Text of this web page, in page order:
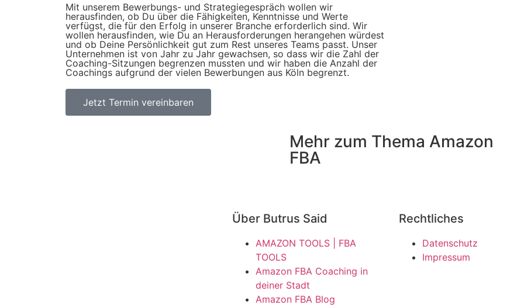
Mit unserem Bewerbungs- und Strategiegespräch wollen wir
herausfinden, ob Du über die Fähigkeiten, Kenntnisse und Werte
verfügst, die für den Erfolg in unserer Branche erforderlich sind. Wir
wollen herausfinden, wie Du an Herausforderungen herangehen würdest
und ob Deine Persönlichkeit gut zum Rest unseres Teams passt. Unser
Unternehmen ist von Jahr zu Jahr gewachsen, so dass wir die Zahl der
Coaching-Sitzungen begrenzen mussten und wir haben die Anzahl der
Coachings aufgrund der vielen Bewerbungen aus Köln begrenzt.
Jetzt Termin vereinbaren
Mehr zum Thema Amazon
FBA
Über Butrus Said
AMAZON TOOLS | FBA
TOOLS
Amazon FBA Coaching in
deiner Stadt
Amazon FBA Blog
Rechtliches
Datenschutz
Impressum